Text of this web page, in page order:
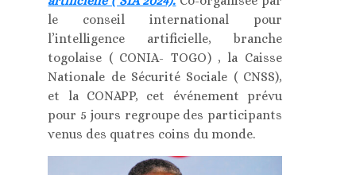
le conseil international pour
l’intelligence artificielle, branche
togolaise ( CONIA- TOGO) , la Caisse
Nationale de Sécurité Sociale ( CNSS),
et la CONAPP, cet événement prévu
pour 5 jours regroupe des participants
venus des quatres coins du monde.